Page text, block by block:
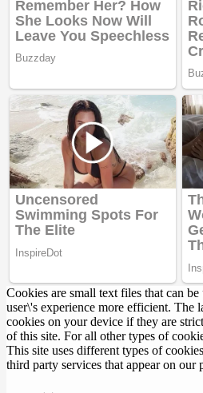
Cookies are small text files that can
user\'s experience more efficient. The
cookies on your device if they are
of this site. For all other types of
This site uses different types of
third party services that appear on our